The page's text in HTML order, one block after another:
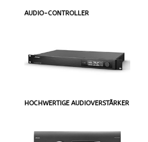
AUDIO-CONTROLLER
HOCHWERTIGE AUDIOVERSTÄRKER